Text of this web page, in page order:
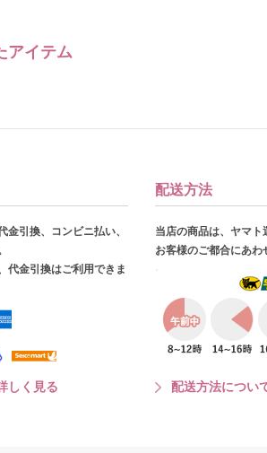
アイテム
金引換、コンビニ払い、
代金引換はご利用できま
しく見る
配送方法
当店の商品は、ヤマト
お客様のご都合にあわ
配送方法につい